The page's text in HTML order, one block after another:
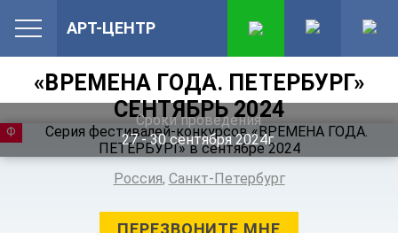
«ВРЕМЕНА ГОДА. ПЕТЕРБУРГ»
СЕНТЯБРЬ 2024
Сроки проведения
27 ‐ 30сентября 2024г.
ФЕСТИВАЛЬ
Россия, Санкт-Петербург
ПЕРЕЗВОНИТЕ МНЕ
АРТ-ЦЕНТР